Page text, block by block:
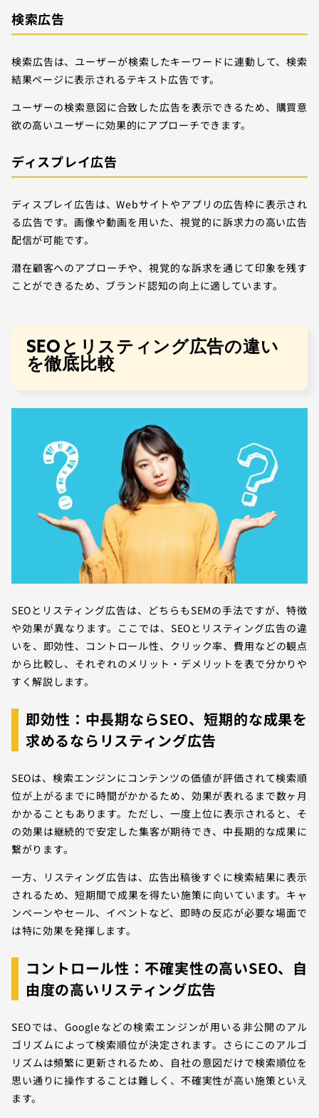
検索広告
検索広告は、ユーザーが検索したキーワードに連動して、検索
結果ページに表示されるテキスト広告です。
ユーザーの検索意図に合致した広告を表示できるため、購買意
欲の高いユーザーに効果的にアプローチできます。
ディスプレイ広告
ディスプレイ広告は、Webサイトやアプリの広告枠に表示され
る広告です。画像や動画を用いた、視覚的に訴求力の高い広告
配信が可能です。
潜在顧客へのアプローチや、視覚的な訴求を通じて印象を残す
ことができるため、ブランド認知の向上に適しています。
SEOとリスティング広告の違い
を徹底比較
SEOとリスティング広告は、どちらもSEMの手法ですが、特徴
や効果が異なります。ここでは、SEOとリスティング広告の違
いを、即効性、コントロール性、クリック率、費用などの観点
から比較し、それぞれのメリット・デメリットを表で分かりや
すく解説します。
即効性：中長期ならSEO、短期的な成果を
求めるならリスティング広告
SEOは、検索エンジンにコンテンツの価値が評価されて検索順
位が上がるまでに時間がかかるため、効果が表れるまで数ヶ月
かかることもあります。ただし、一度上位に表示されると、そ
の効果は継続的で安定した集客が期待でき、中長期的な成果に
繋がります。
一方、リスティング広告は、広告出稿後すぐに検索結果に表示
されるため、短期間で成果を得たい施策に向いています。キャ
ンペーンやセール、イベントなど、即時の反応が必要な場面で
は特に効果を発揮します。
コントロール性：不確実性の高いSEO、自
由度の高いリスティング広告
SEOでは、Googleなどの検索エンジンが用いる非公開のアル
ゴリズムによって検索順位が決定されます。さらにこのアルゴ
リズムは頻繁に更新されるため、自社の意図だけで検索順位を
思い通りに操作することは難しく、不確実性が高い施策といえ
ます。